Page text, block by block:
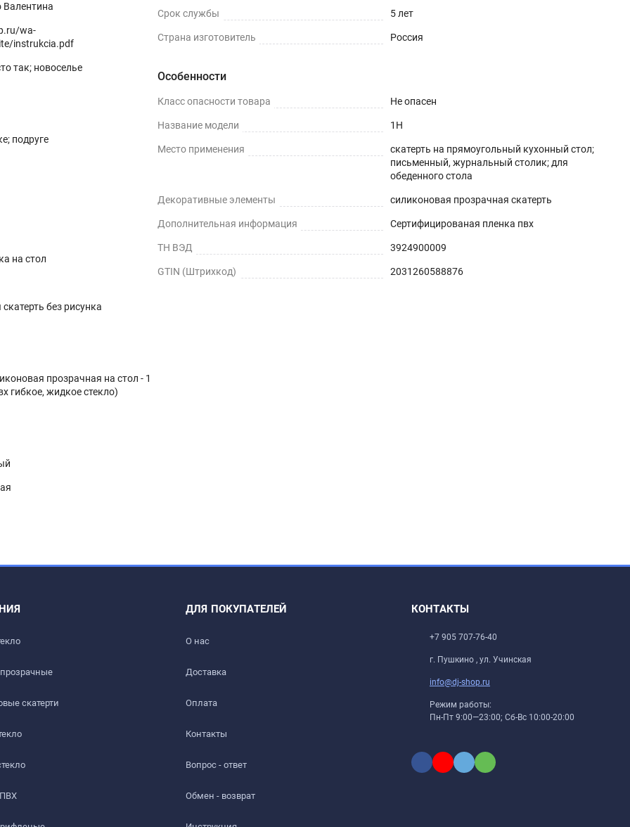
Это лучший подарок маме, жене на день рождения,8 марта, день влюбленных, новый год.
влажные ткани. Не рекомендуем применять абразивные средства для мытья посуды и губки с жестким
в расправленном виде, чтобы все складки и изгибы расправились. После распаковки возможен
в течении 1-5 дней. Чтобы удалить запах быстрее- протрите скатерть теплым мыльным раствором.
стороне будет больше на 1-2см - технологический запас длины при резке, так как скатерть может иметь
(зависит от температуры в помещении), также этот запас длины необходим для возможности подрезки под
Валентина
wa-
instrukcia.pdf
так; новоселье
подруге
на стол
без рисунка
прозрачная на стол - 1
гибкое, жидкое стекло)
Срок службы 5 лет
Страна изготовитель Россия
Особенности
Класс опасности товара Не опасен
Название модели 1H
Место применения
скатерть на прямоугольный кухонный стол;
письменный, журнальный столик; для
обеденного стола
Декоративные элементы силиконовая прозрачная скатерть
Дополнительная информация Сертифицированая пленка пвх
ТН ВЭД 3924900009
GTIN (Штрихкод) 2031260588876
прозрачные
скатерти
ПВХ
ДЛЯ ПОКУПАТЕЛЕЙ
О нас
Доставка​
Оплата
Контакты
Вопрос - ответ
Обмен - возврат
КОНТАКТЫ
+7 905 707-76-40
г. Пушкино , ул. Учинская
info@dj-shop.ru
Режим работы:
Пн-Пт 9:00—23:00; Сб-Вс 10:00-20:00